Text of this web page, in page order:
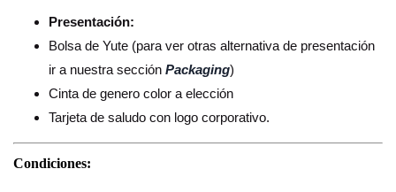
Presentación:
Bolsa de Yute (para ver otras alternativa de presentación
ir a nuestra sección Packaging)
Cinta de genero color a elección
Tarjeta de saludo con logo corporativo.
Condiciones: